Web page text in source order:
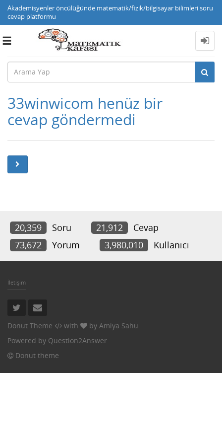
Akademisyenler öncülüğünde matematik/fizik/bilgisayar bilimleri soru
cevap platformu
Toggle
33winwicom henüz bir
cevap göndermedi
20,359 Soru 21,912
Cevap
73,672
Yorum 3,980,010 Kullanıcı
İletişim
Donut Theme with by Amiya Sahu
Powered by Question2Answer
Donut theme